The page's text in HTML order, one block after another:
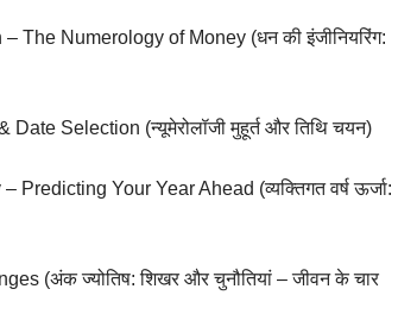
The Numerology of Money (धन की इंजीनियरिंग:
Selection (न्यूमेरोलॉजी मुहूर्त और तिथि चयन)
Your Year Ahead (व्यक्तिगत वर्ष ऊर्जा:
(अंक ज्योतिष: शिखर और चुनौतियां – जीवन के चार